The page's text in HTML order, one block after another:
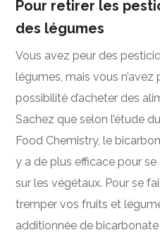
Pour retirer les
des légumes
Vous avez peur des
légumes, mais vous
possibilité d’acheter des
Sachez que selon l’étude
Food Chemistry, le
y a de plus efficace pour
sur les végétaux. Pour se
tremper vos fruits et
additionnée de